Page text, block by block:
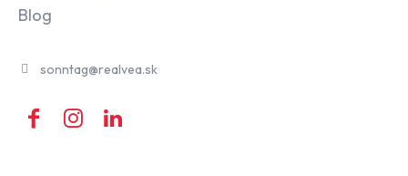
Blog
sonntag@realvea.sk